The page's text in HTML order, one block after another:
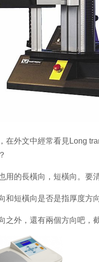
在外文中經常看見Long
用的長橫向，短橫向。要
和短橫向是否是指厚度方
之外，還有兩個方向吧，